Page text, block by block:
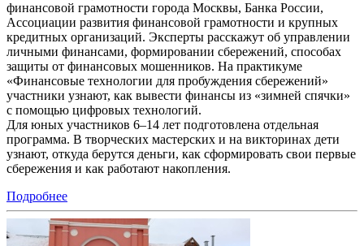
финансовой грамотности города Москвы, Банка России,
Ассоциации развития финансовой грамотности и крупных
кредитных организаций. Эксперты расскажут об управлении
личными финансами, формировании сбережений, способах
защиты от финансовых мошенников. На практикуме
«Финансовые технологии для пробуждения сбережений»
участники узнают, как вывести финансы из «зимней спячки»
с помощью цифровых технологий.
Для юных участников 6–14 лет подготовлена отдельная
программа. В творческих мастерских и на викторинах дети
узнают, откуда берутся деньги, как сформировать свои первые
сбережения и как работают накопления.
Подробнее